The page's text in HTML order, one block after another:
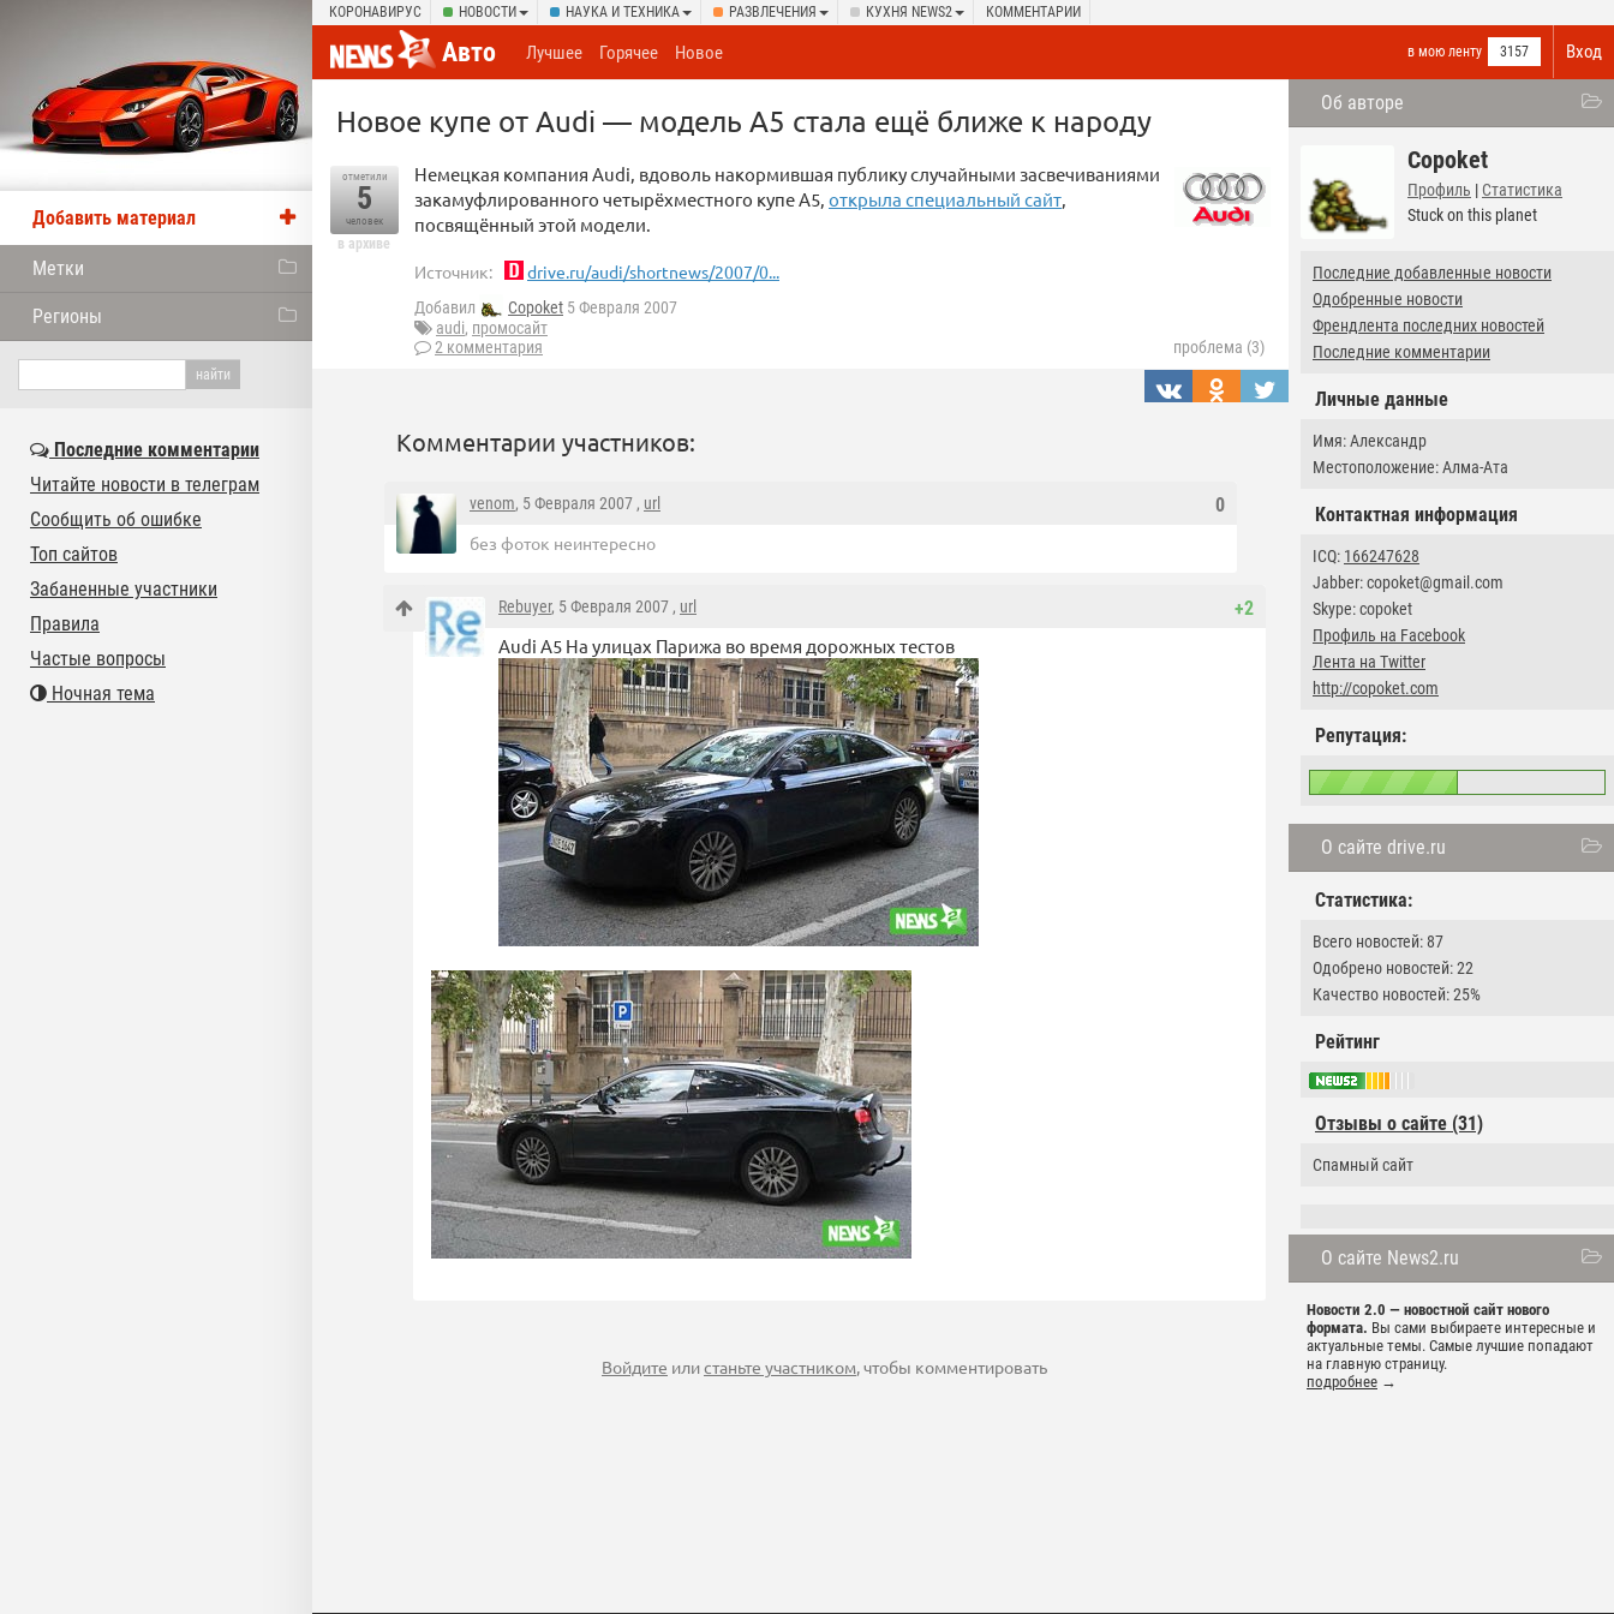
КОРОНАВИРУС НОВОСТИ НАУКА И ТЕХНИКА РАЗВЛЕЧЕНИЯ КУХНЯ NEWS2 КОММЕНТАРИИ
Вход
Авто в мою ленту 3157
Лучшее Горячее Новое
Об авторе
Copoket
Профиль | Статистика
Stuck on this planet
Последние добавленные новости
Одобренные новости
Френдлента последних новостей
Последние комментарии
Личные данные
Имя: Александр
Местоположение: Алма-Ата
Контактная информация
ICQ: 166247628
Jabber: copoket@gmail.com
Skype: copoket
Профиль на Facebook
Лента на Twitter
http://copoket.com
Репутация:
О сайте drive.ru
Статистика:
Всего новостей: 87
Одобрено новостей: 22
Качество новостей: 25%
Рейтинг
Отзывы о сайте (31)
Спамный сайт
О сайте News2.ru
Новости 2.0 — новостной сайт нового
формата. Вы сами выбираете интересные и
актуальные темы. Самые лучшие попадают
на главную страницу.
подробнее →
Новое купе от Audi — модель A5 стала ещё ближе к народу
отметили
5
человек
в архиве
Немецкая компания Audi, вдоволь накормившая публику случайными засвечиваниями
закамуфлированного четырёхместного купе A5, открыла специальный сайт,
посвящённый этой модели.
Источник: drive.ru/audi/shortnews/2007/0...
Добавил Copoket 5 Февраля 2007
audi, промосайт
2 комментария
проблема (3)
Комментарии участников:
0
venom, 5 Февраля 2007 , url
без фоток неинтересно
+2
Rebuyer, 5 Февраля 2007 , url
Audi A5 На улицах Парижа во время дорожных тестов
Войдите илистаньте участником, чтобы комментировать
Добавить материал
Метки
Регионы
Последние комментарии
Читайте новости в телеграм
Сообщить об ошибке
Топ сайтов
Забаненные участники
Правила
Частые вопросы
Ночная тема